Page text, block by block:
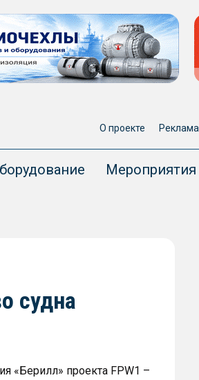
О проекте Реклама
Мероприятия
судна
«Берилл» проекта FPW1 –